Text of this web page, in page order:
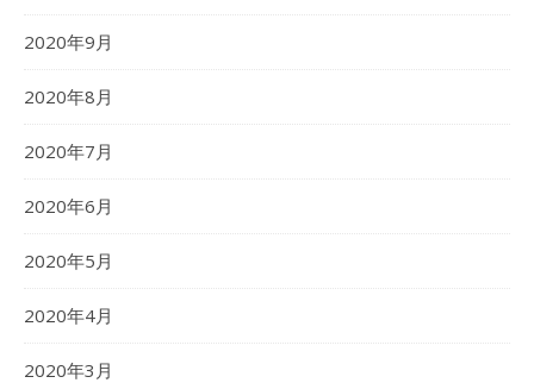
2020年9月
2020年8月
2020年7月
2020年6月
2020年5月
2020年4月
2020年3月